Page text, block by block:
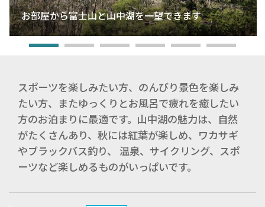
お部屋から富士山と山中湖を一望できます
スポーツを楽しみたい方、のんびり景色を楽しみ
たい方、またゆっくりとお風呂で疲れを癒したい
方のお泊まりに最適です。山中湖の魅力は、自然
がたくさんあり、秋には紅葉が楽しめ、ワカサギ
やブラックバス釣り、 温泉、サイクリング、スポ
ーツなど楽しめるものがいっぱいです。